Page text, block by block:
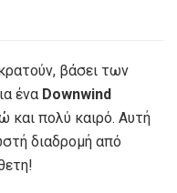
βάσει των
ένα Downwind
και πολύ καιρό. Αυτή
διαδρομή από